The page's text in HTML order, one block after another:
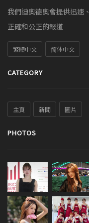
我們迪奧德奧會提供迅速、
正確和公正的報道
繁體中文 简体中文
CATEGORY
主頁 新聞 圖片
PHOTOS